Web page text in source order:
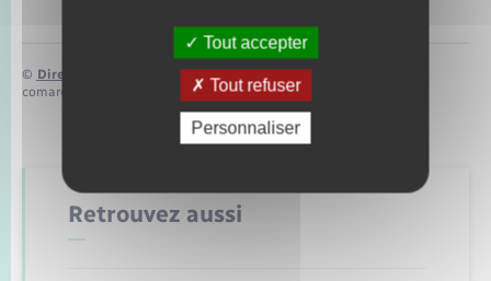
© Direction de l’information légale et administrative
comarquage developpé par baseo.io
Retrouvez aussi
Tout accepter
Tout refuser
Personnaliser